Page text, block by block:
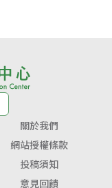
關於我們
網站授權條款
投稿須知
意見回饋